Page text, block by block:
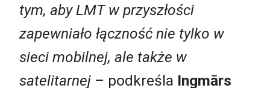
tym, aby LMT w przyszłości
zapewniało łączność nie tylko w
sieci mobilnej, ale także w
satelitarnej – podkreśla Ingmārs